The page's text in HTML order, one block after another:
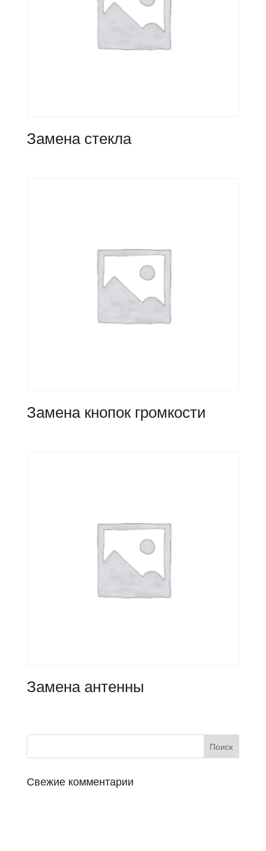
Замена стекла
Замена кнопок громкости
Замена антенны
Свежие комментарии